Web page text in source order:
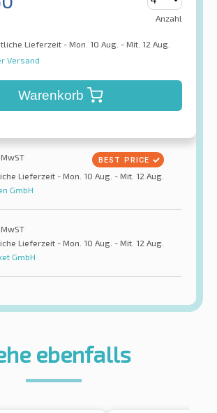
Anzahl
Lieferzeit - Mon. 10 Aug. - Mit. 12 Aug.
Versand
Warenkorb
Lieferzeit - Mon. 10 Aug. - Mit. 12 Aug.
GmbH
Lieferzeit - Mon. 10 Aug. - Mit. 12 Aug.
GmbH
ebenfalls